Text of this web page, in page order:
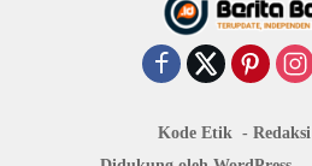
Kode Etik Redaksi